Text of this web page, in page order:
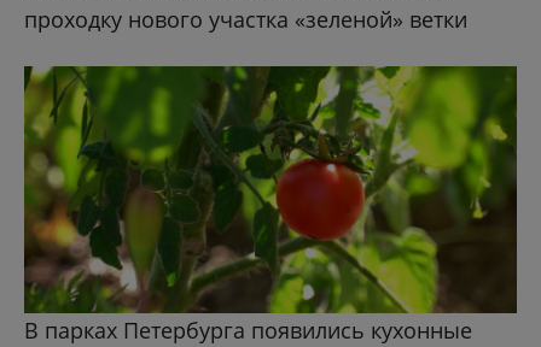
проходку нового участка «зеленой» ветки
В парках Петербурга появились кухонные